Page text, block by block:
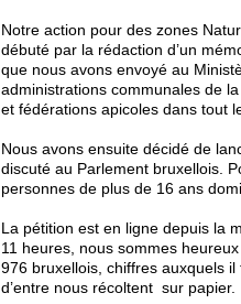
Notre action pour des zones
débuté par la rédaction d’un
que nous avons envoyé au
administrations communales de
et fédérations apicoles dans tout
Nous avons ensuite décidé de
discuté au Parlement bruxellois.
personnes de plus de 16 ans
La pétition est en ligne depuis la
11 heures, nous sommes
976 bruxellois, chiffres auxquels
d’entre nous récoltent sur papier.